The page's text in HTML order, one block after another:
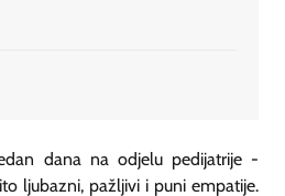
dana na odjelu pedijatrije -
ljubazni, pažljivi i puni empatije.